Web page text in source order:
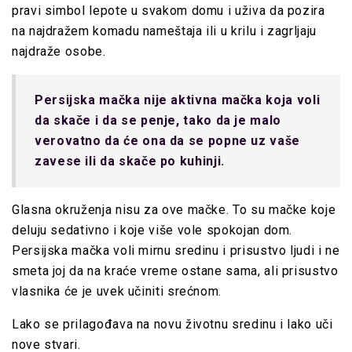
pravi simbol lepote u svakom domu i uživa da pozira
na najdražem komadu nameštaja ili u krilu i zagrljaju
najdraže osobe.
Persijska mačka nije aktivna mačka koja voli
da skače i da se penje, tako da je malo
verovatno da će ona da se popne uz vaše
zavese ili da skače po kuhinji.
Glasna okruženja nisu za ove mačke. To su mačke koje
deluju sedativno i koje više vole spokojan dom.
Persijska mačka voli mirnu sredinu i prisustvo ljudi i ne
smeta joj da na kraće vreme ostane sama, ali prisustvo
vlasnika će je uvek učiniti srećnom.
Lako se prilagođava na novu životnu sredinu i lako uči
nove stvari.